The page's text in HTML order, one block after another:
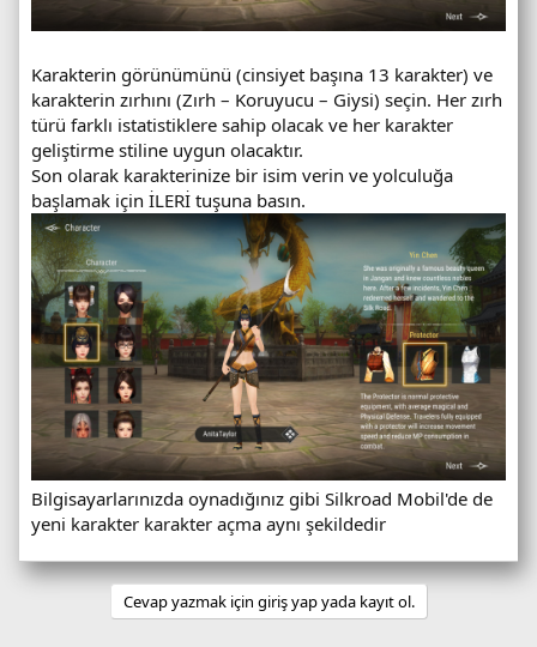
Karakterin görünümünü (cinsiyet başına 13 karakter) ve
karakterin zırhını (Zırh – Koruyucu – Giysi) seçin. Her zırh
türü farklı istatistiklere sahip olacak ve her karakter
geliştirme stiline uygun olacaktır.
Son olarak karakterinize bir isim verin ve yolculuğa
başlamak için İLERİ tuşuna basın.
Bilgisayarlarınızda oynadığınız gibi Silkroad Mobil'de de
yeni karakter karakter açma aynı şekildedir
Cevap yazmak için giriş yap yada kayıt ol.